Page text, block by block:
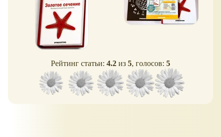
Рейтинг статьи: 4.2 из 5, голосов: 5